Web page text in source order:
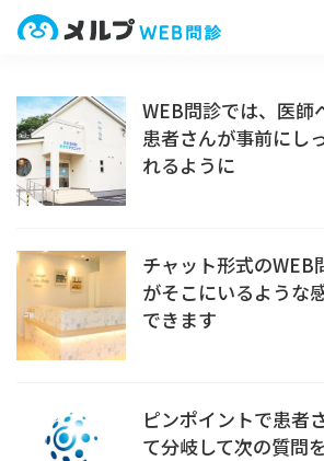
ホーム
機能一覧
今すぐ 無料相談
WEB問診では、医師
患者さんが事前にし
れるように
チャット形式のWEB
がそこにいるような
できます
ピンポイントで患者
て分岐して次の質問